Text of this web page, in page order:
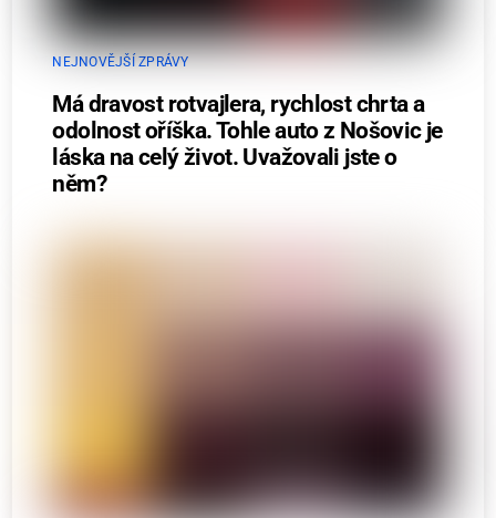
NEJNOVĚJŠÍ ZPRÁVY
Má dravost rotvajlera, rychlost chrta a
odolnost oříška. Tohle auto z Nošovic je
láska na celý život. Uvažovali jste o
něm?